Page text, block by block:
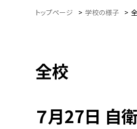
トップページ > 学校の様子 >
全校
７月27日 自